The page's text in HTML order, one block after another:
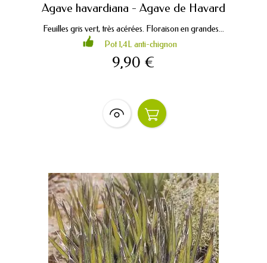
Agave havardiana - Agave de Havard
Feuilles gris vert, très acérées. Floraison en grandes...
Pot 1,4L anti-chignon
9,90 €